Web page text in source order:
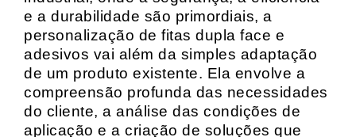
e a durabilidade são primordiais, a
personalização de fitas dupla face e
adesivos vai além da simples adaptação
de um produto existente. Ela envolve a
compreensão profunda das necessidades
do cliente, a análise das condições de
aplicação e a criação de soluções que